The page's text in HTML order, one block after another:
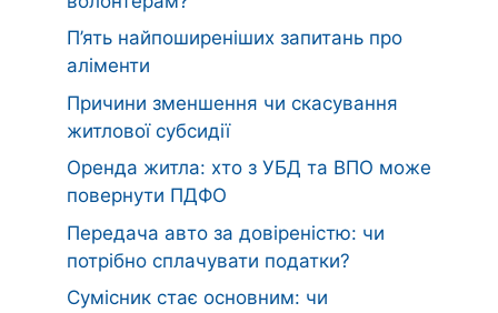
П’ять найпоширеніших запитань про
аліменти
Причини зменшення чи скасування
житлової субсидії
Оренда житла: хто з УБД та ВПО може
повернути ПДФО
Передача авто за довіреністю: чи
потрібно сплачувати податки?
Сумісник стає основним: чи